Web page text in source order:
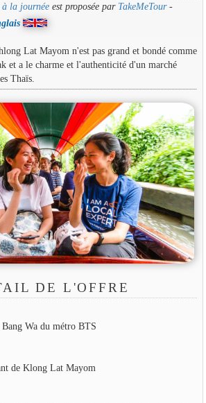
à la journéeest proposée par TakeMeTour-
Lat Mayom n'est pas grand et bondé comme
et a le charme et l'authenticité d'un marché
Thaïs.
DE L'OFFRE
Wa du métro BTS
de Klong Lat Mayom